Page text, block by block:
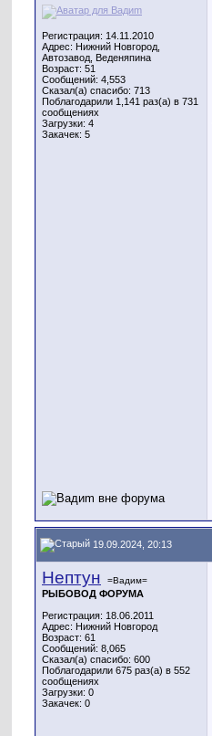
Регистрация: 14.11.2010
Адрес: Нижний Новгород,
Автозавод, Веденяпина
Возраст: 51
Сообщений: 4,553
Сказал(а) спасибо: 713
Поблагодарили 1,141 раз(а) в 731
сообщениях
Загрузки: 4
Закачек: 5
19.09.2024, 20:13
Нептун =Вадим=
РЫБОВОД ФОРУМА
Регистрация: 18.06.2011
Адрес: Нижний Новгород
Возраст: 61
Сообщений: 8,065
Сказал(а) спасибо: 600
Поблагодарили 675 раз(а) в 552
сообщениях
Загрузки: 0
Закачек: 0